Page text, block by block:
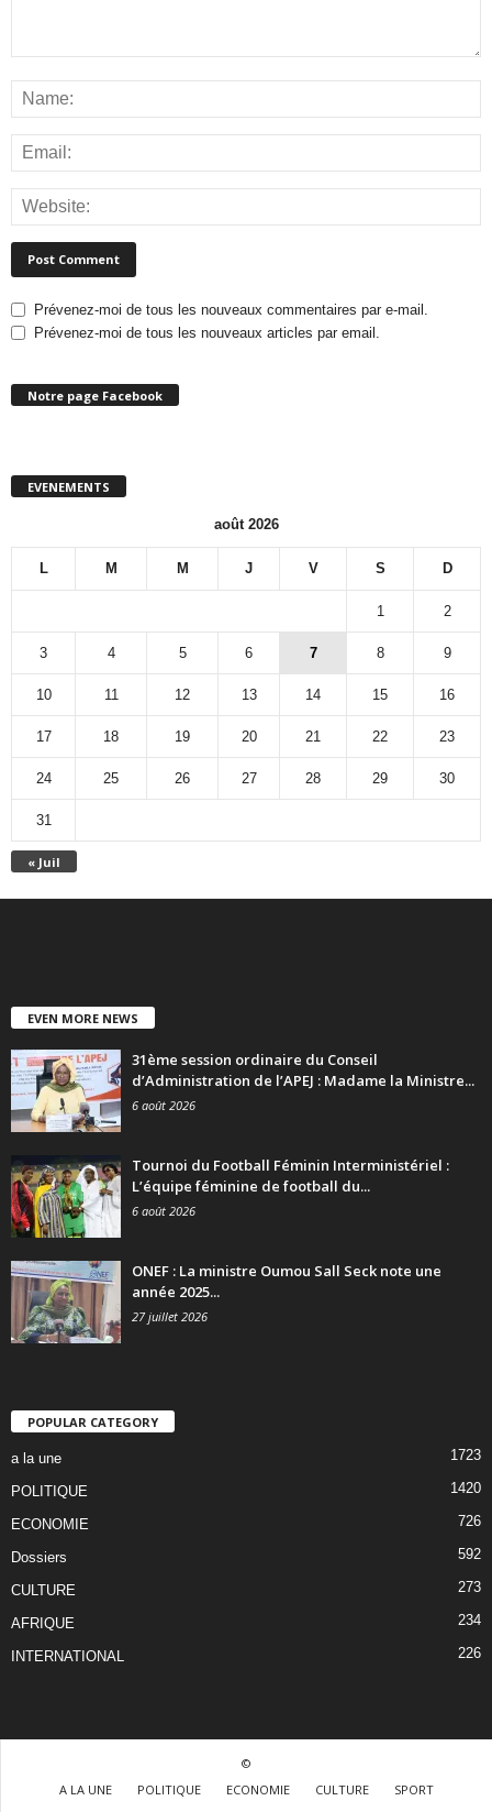
Prévenez-moi de tous les nouveaux commentaires par e-mail.
Prévenez-moi de tous les nouveaux articles par email.
Notre page Facebook
EVENEMENTS
août 2026
L M M J V S D
« Juil
1 2
3 4 5 6 7 8 9
10 11 12 13 14 15 16
17 18 19 20 21 22 23
24 25 26 27 28 29 30
31
EVEN MORE NEWS
31ème session ordinaire du Conseil
d’Administration de l’APEJ : Madame la Ministre...
6 août 2026
Tournoi du Football Féminin Interministériel :
L’équipe féminine de football du...
6 août 2026
ONEF : La ministre Oumou Sall Seck note une
année 2025...
27 juillet 2026
POPULAR CATEGORY
a la une 1723
POLITIQUE 1420
ECONOMIE 726
Dossiers 592
CULTURE 273
AFRIQUE 234
INTERNATIONAL 226
©
A LA UNE
POLITIQUE ECONOMIE CULTURE
SPORT